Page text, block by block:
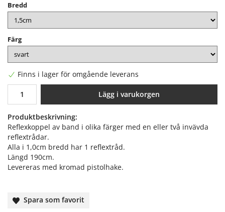
Bredd
Färg
Finns i lager för omgående leverans
Lägg i varukorgen
Produktbeskrivning:
Reflexkoppel av band i olika färger med en eller två invävda
reflextrådar.
Alla i 1,0cm bredd har 1 reflextråd.
Längd 190cm.
Levereras med kromad pistolhake.
Spara som favorit